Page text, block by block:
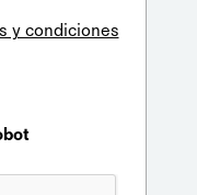
y condiciones